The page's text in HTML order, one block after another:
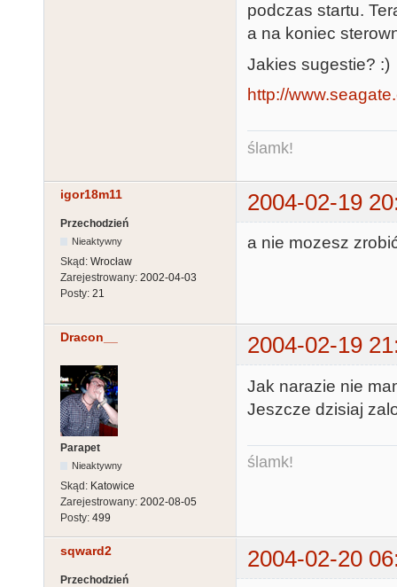
podczas startu.
a na koniec
Jakies sugestie? :)
http://
ślamk!
igor18m11 2004-02-19
Przechodzień
Nieaktywny
Skąd: Wrocław
Zarejestrowany: 2002-04-03
Posty: 21
a nie mozesz
Dracon__ 2004-02-19
Parapet
Nieaktywny
Skąd: Katowice
Zarejestrowany: 2002-08-05
Posty: 499
Jak narazie nie
Jeszcze dzisiaj
ślamk!
sqward2 2004-02-20
Przechodzień